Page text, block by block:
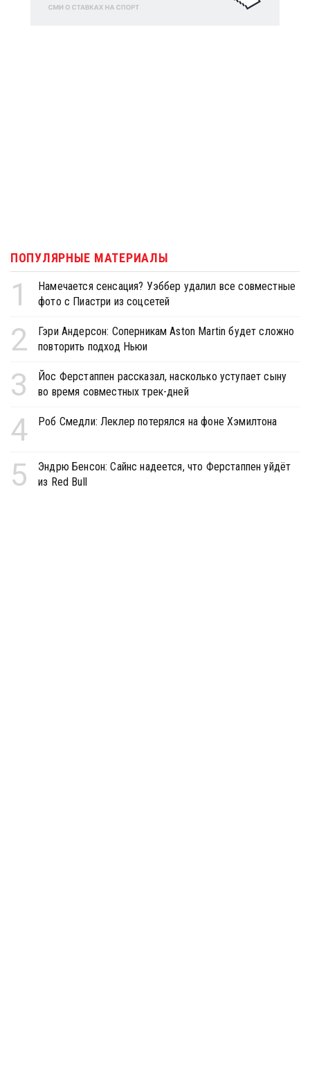
ПОПУЛЯРНЫЕ МАТЕРИАЛЫ
1
Намечается сенсация? Уэббер удалил все совместные
фото с Пиастри из соцсетей
2
Гэри Андерсон: Соперникам Aston Martin будет сложно
повторить подход Ньюи
3
Йос Ферстаппен рассказал, насколько уступает сыну
во время совместных трек-дней
4 Роб Смедли: Леклер потерялся на фоне Хэмилтона
5
Эндрю Бенсон: Сайнс надеется, что Ферстаппен уйдёт
из Red Bull